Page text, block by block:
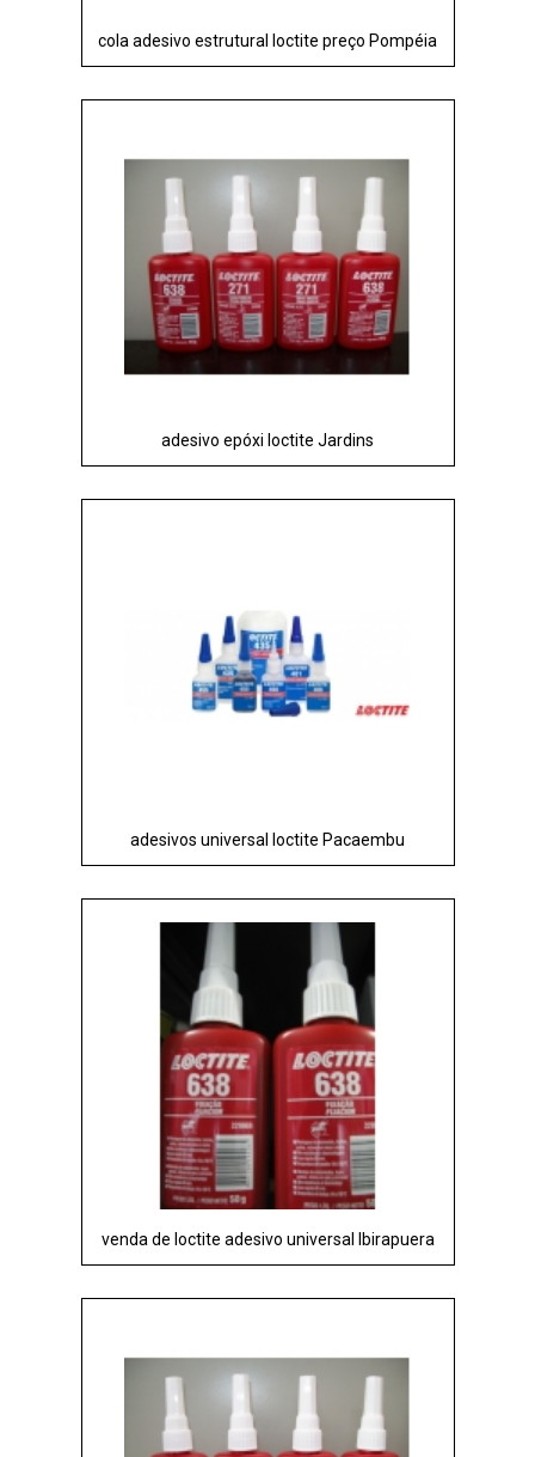
cola adesivo estrutural loctite preço Pompéia
adesivo epóxi loctite Jardins
adesivos universal loctite Pacaembu
venda de loctite adesivo universal Ibirapuera